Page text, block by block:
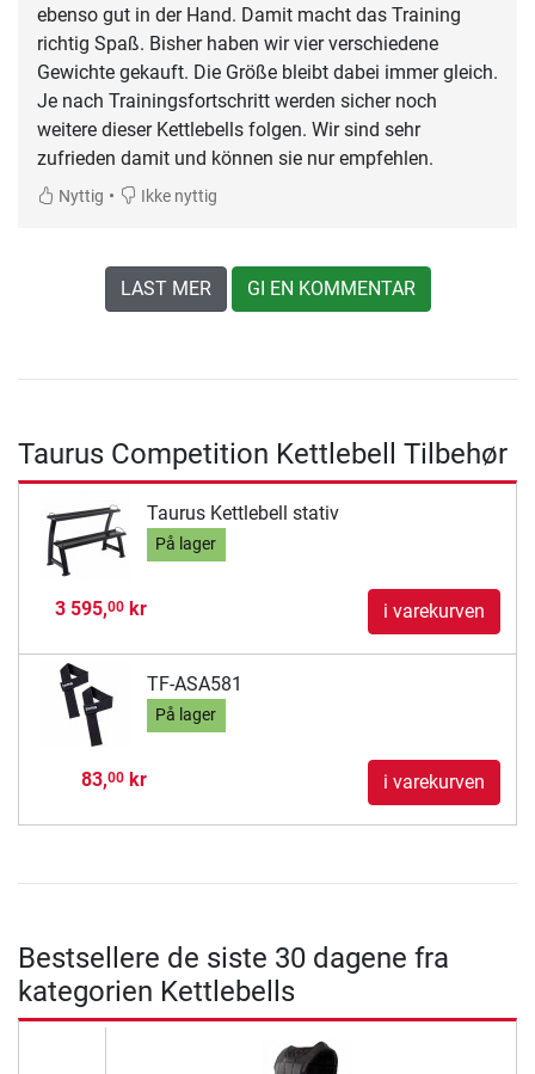
ebenso gut in der Hand. Damit macht das Training
richtig Spaß. Bisher haben wir vier verschiedene
Gewichte gekauft. Die Größe bleibt dabei immer gleich.
Je nach Trainingsfortschritt werden sicher noch
weitere dieser Kettlebells folgen. Wir sind sehr
zufrieden damit und können sie nur empfehlen.
Nyttig • Ikke nyttig
LAST MER GI EN KOMMENTAR
Taurus Competition Kettlebell Tilbehør
Taurus Kettlebell stativ
På lager
3 595,00kr i varekurven
TF-ASA581
På lager
83,00kr i varekurven
Bestsellere de siste 30 dagene fra
kategorien Kettlebells